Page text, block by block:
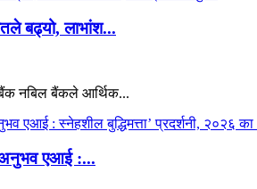
बढ्यो, लाभांश...
बैंक नबिल बैंकले आर्थिक...
‘अनुभव एआई :...